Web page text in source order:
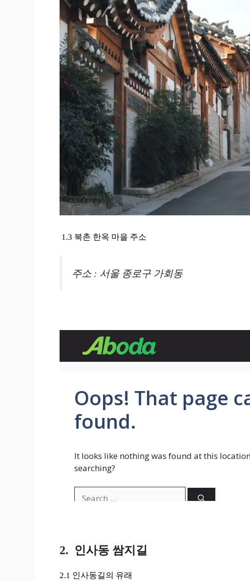
1.3 북촌 한옥 마을 주소
주소 : 서울 종로구 가회동
2. 인사동 쌈지길
2.1 인사동길의 유래